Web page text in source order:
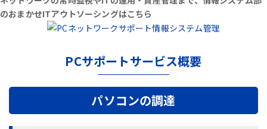
のおまかせITアウトソーシングはこちら
PCサポートサービス概要
パソコンの調達